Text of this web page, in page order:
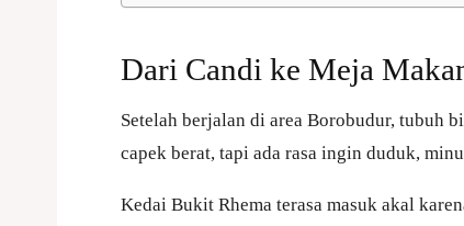
Dari Candi ke Meja
Setelah berjalan di area Borobudur, tubuh
capek berat, tapi ada rasa ingin duduk,
Kedai Bukit Rhema terasa masuk akal